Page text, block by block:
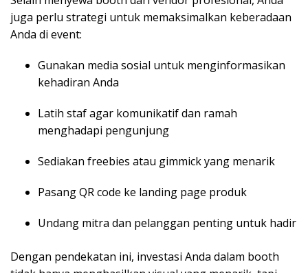
juga perlu strategi untuk memaksimalkan keberadaan
Anda di event:
Gunakan media sosial untuk menginformasikan
kehadiran Anda
Latih staf agar komunikatif dan ramah
menghadapi pengunjung
Sediakan freebies atau gimmick yang menarik
Pasang QR code ke landing page produk
Undang mitra dan pelanggan penting untuk hadir
Dengan pendekatan ini, investasi Anda dalam booth